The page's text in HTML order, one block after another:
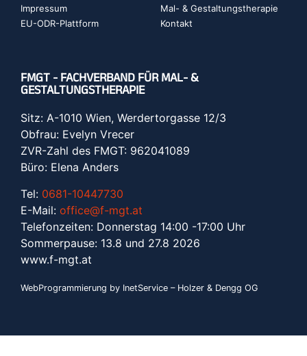
Impressum
EU-ODR-Plattform
Mal- & Gestaltungstherapie
Kontakt
FMGT - FACHVERBAND FÜR MAL- &
GESTALTUNGSTHERAPIE
Sitz: A-1010 Wien, Werdertorgasse 12/3
Obfrau: Evelyn Vrecer
ZVR-Zahl des FMGT: 962041089
Büro: Elena Anders
Tel: 0681-10447730
E-Mail: office@f-mgt.at
Telefonzeiten: Donnerstag 14:00 -17:00 Uhr
Sommerpause: 13.8 und 27.8 2026
www.f-mgt.at
WebProgrammierung by InetService – Holzer & Dengg OG